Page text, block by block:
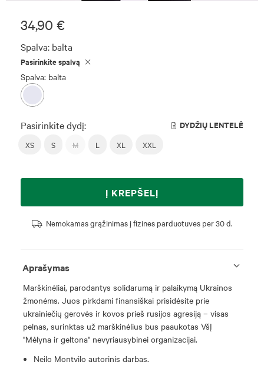
34,90 €
Spalva: balta
Pasirinkite spalvą
Spalva: balta
Pasirinkite dydį: DYDŽIŲ LENTELĖ
XS S M L XL XXL
Į KREPŠELĮ
Nemokamas grąžinimas į fizines parduotuves per 30 d.
Aprašymas
Marškinėliai, parodantys solidarumą ir palaikymą Ukrainos
žmonėms. Juos pirkdami finansiškai prisidėsite prie
ukrainiečių gerovės ir kovos prieš rusijos agresiją – visas
pelnas, surinktas už marškinėlius bus paaukotas VšĮ
"Mėlyna ir geltona" nevyriausybinei organizacijai.
Neilo Montvilo autorinis darbas.